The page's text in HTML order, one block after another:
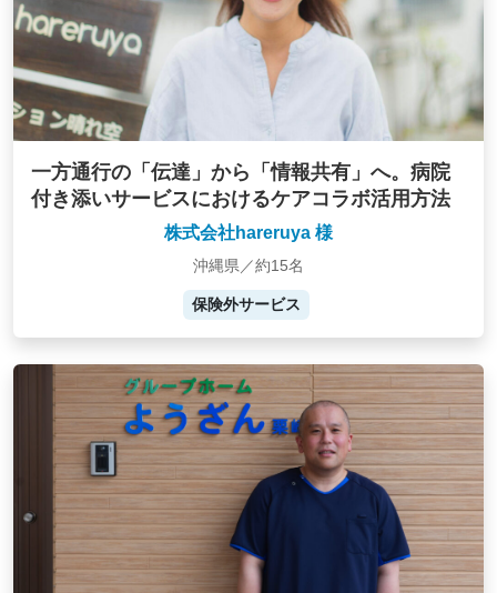
一方通行の「伝達」から「情報共有」へ。病院
付き添いサービスにおけるケアコラボ活用方法
株式会社hareruya 様
沖縄県／約15名
保険外サービス